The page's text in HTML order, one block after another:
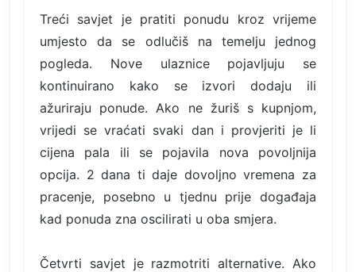
Treći savjet je pratiti ponudu kroz vrijeme
umjesto da se odlučiš na temelju jednog
pogleda. Nove ulaznice pojavljuju se
kontinuirano kako se izvori dodaju ili
ažuriraju ponude. Ako ne žuriš s kupnjom,
vrijedi se vraćati svaki dan i provjeriti je li
cijena pala ili se pojavila nova povoljnija
opcija. 2 dana ti daje dovoljno vremena za
pracenje, posebno u tjednu prije događaja
kad ponuda zna oscilirati u oba smjera.
Četvrti savjet je razmotriti alternative. Ako